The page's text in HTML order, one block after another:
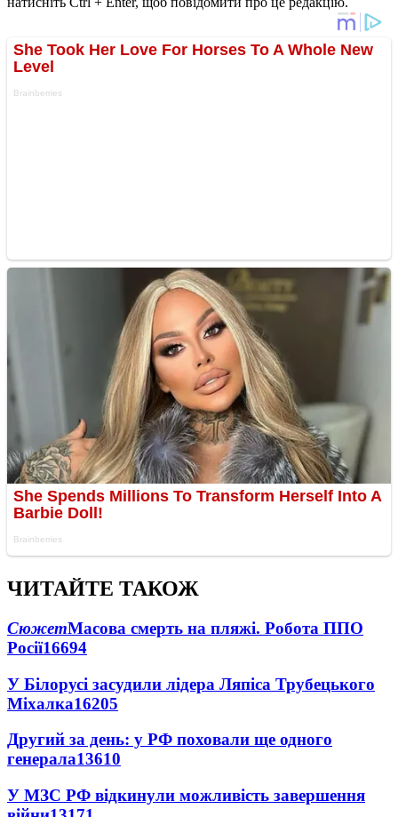
ЧИТАЙТЕ ТАКОЖ
СюжетМасова смерть на пляжі. Робота ППО
Росії16694
У Білорусі засудили лідера Ляпіса Трубецького
Міхалка16205
Другий за день: у РФ поховали ще одного
генерала13610
У МЗС РФ відкинули можливість завершення